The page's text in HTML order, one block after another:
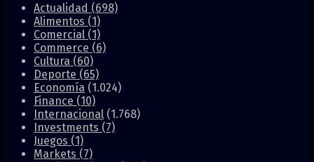
Actualidad (698)
Alimentos (1)
Comercial (1)
Commerce (6)
Cultura (60)
Deporte (65)
Economía (1.024)
Finance (10)
Internacional (1.768)
Investments (7)
Juegos (1)
Markets (7)